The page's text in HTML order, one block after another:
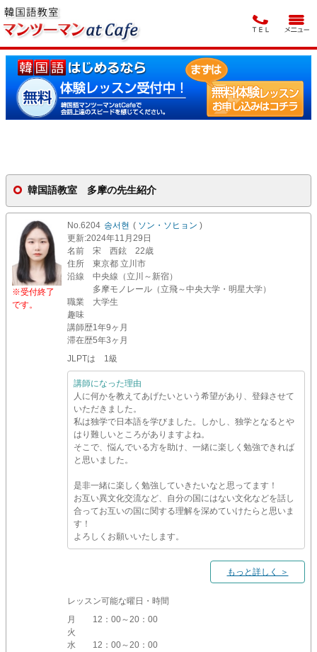
韓国語教室 多摩の先生紹介
※受付終了
です。
No.6204 송서현 ( ソン・ソヒョン )
更新:2024年11月29日
名前
宋 西鉉 22歳
住所
東京都 立川市
沿線
中央線（立川～新宿）
多摩モノレール（立飛～中央大学・明星大学）
職業
大学生
趣味
講師歴1年9ヶ月
滞在歴5年3ヶ月
JLPTは 1級
講師になった理由
人に何かを教えてあげたいという希望があり、登録させて
いただきました。
私は独学で日本語を学びました。しかし、独学となるとや
はり難しいところがありますよね。
そこで、悩んでいる方を助け、一緒に楽しく勉強できれば
と思いました。
是非一緒に楽しく勉強していきたいなと思ってます！
お互い異文化交流など、自分の国にはない文化などを話し
合ってお互いの国に関する理解を深めていけたらと思いま
す！
よろしくお願いいたします。
もっと詳しく ＞
レッスン可能な曜日・時間
月
12：00～20：00
火
水
12：00～20：00